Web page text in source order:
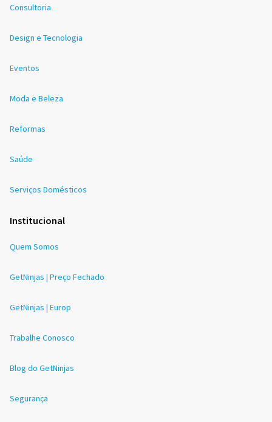
Consultoria
Design e Tecnologia
Eventos
Moda e Beleza
Reformas
Saúde
Serviços Domésticos
Institucional
Quem Somos
GetNinjas | Preço Fechado
GetNinjas | Europ
Trabalhe Conosco
Blog do GetNinjas
Segurança